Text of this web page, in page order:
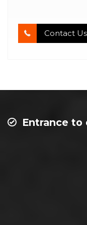
Contact Us
Entrance to